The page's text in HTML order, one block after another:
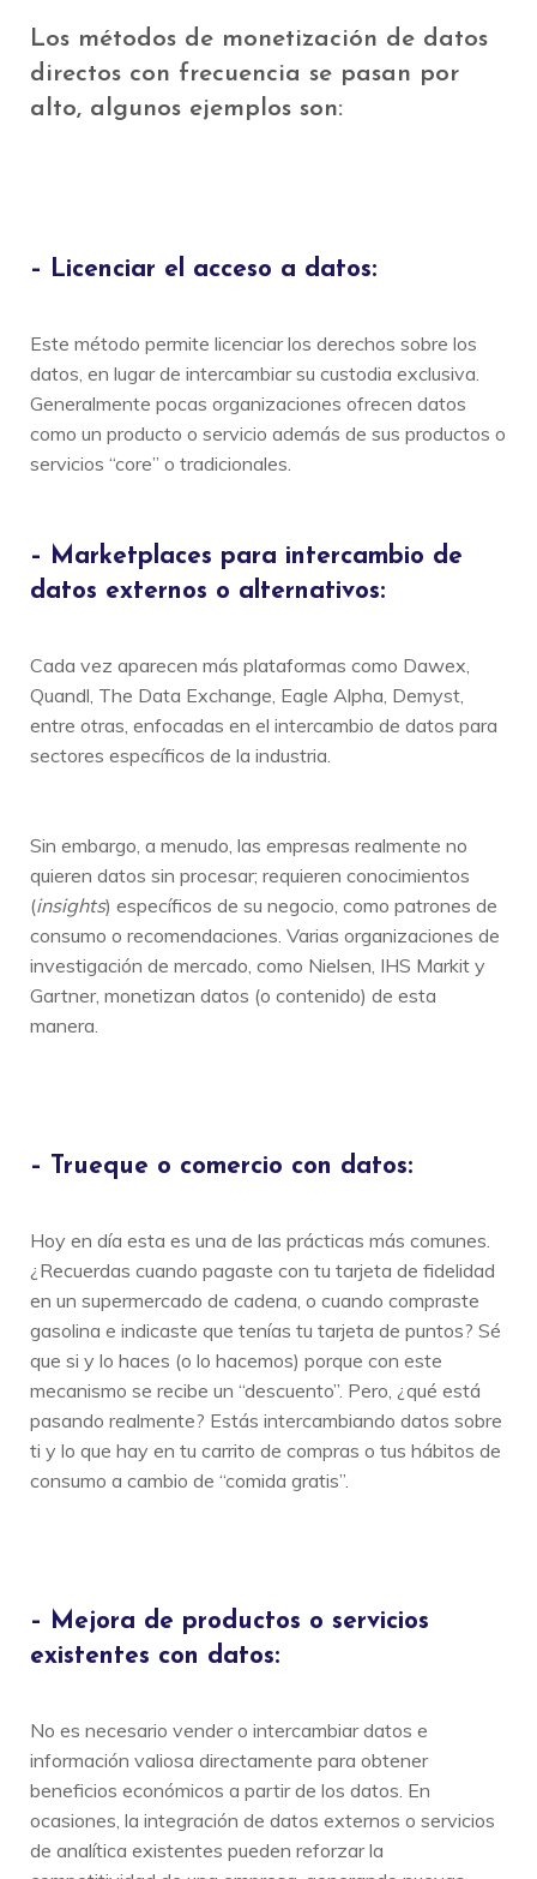
Los métodos de monetización de datos
directos con frecuencia se pasan por
alto, algunos ejemplos son:
– Licenciar el acceso a datos:
Este método permite licenciar los derechos sobre los
datos, en lugar de intercambiar su custodia exclusiva.
Generalmente pocas organizaciones ofrecen datos
como un producto o servicio además de sus productos o
servicios “core” o tradicionales.
– Marketplaces para intercambio de
datos externos o alternativos:
Cada vez aparecen más plataformas como Dawex,
Quandl, The Data Exchange, Eagle Alpha, Demyst,
entre otras, enfocadas en el intercambio de datos para
sectores específicos de la industria.
Sin embargo, a menudo, las empresas realmente no
quieren datos sin procesar; requieren conocimientos
(insights) específicos de su negocio, como patrones de
consumo o recomendaciones. Varias organizaciones de
investigación de mercado, como Nielsen, IHS Markit y
Gartner, monetizan datos (o contenido) de esta
manera.
– Trueque o comercio con datos:
Hoy en día esta es una de las prácticas más comunes.
¿Recuerdas cuando pagaste con tu tarjeta de fidelidad
en un supermercado de cadena, o cuando compraste
gasolina e indicaste que tenías tu tarjeta de puntos? Sé
que si y lo haces (o lo hacemos) porque con este
mecanismo se recibe un “descuento”. Pero, ¿qué está
pasando realmente? Estás intercambiando datos sobre
ti y lo que hay en tu carrito de compras o tus hábitos de
consumo a cambio de “comida gratis”.
– Mejora de productos o servicios
existentes con datos:
No es necesario vender o intercambiar datos e
información valiosa directamente para obtener
beneficios económicos a partir de los datos. En
ocasiones, la integración de datos externos o servicios
de analítica existentes pueden reforzar la